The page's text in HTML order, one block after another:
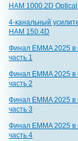
HAM 1000.2D Optical
4-канальный
HAM 150.4D
Финал EMMA 2025 в
часть 1
Финал EMMA 2025 в
часть 2
Финал EMMA 2025 в
часть 3
Финал EMMA 2025 в
часть 4